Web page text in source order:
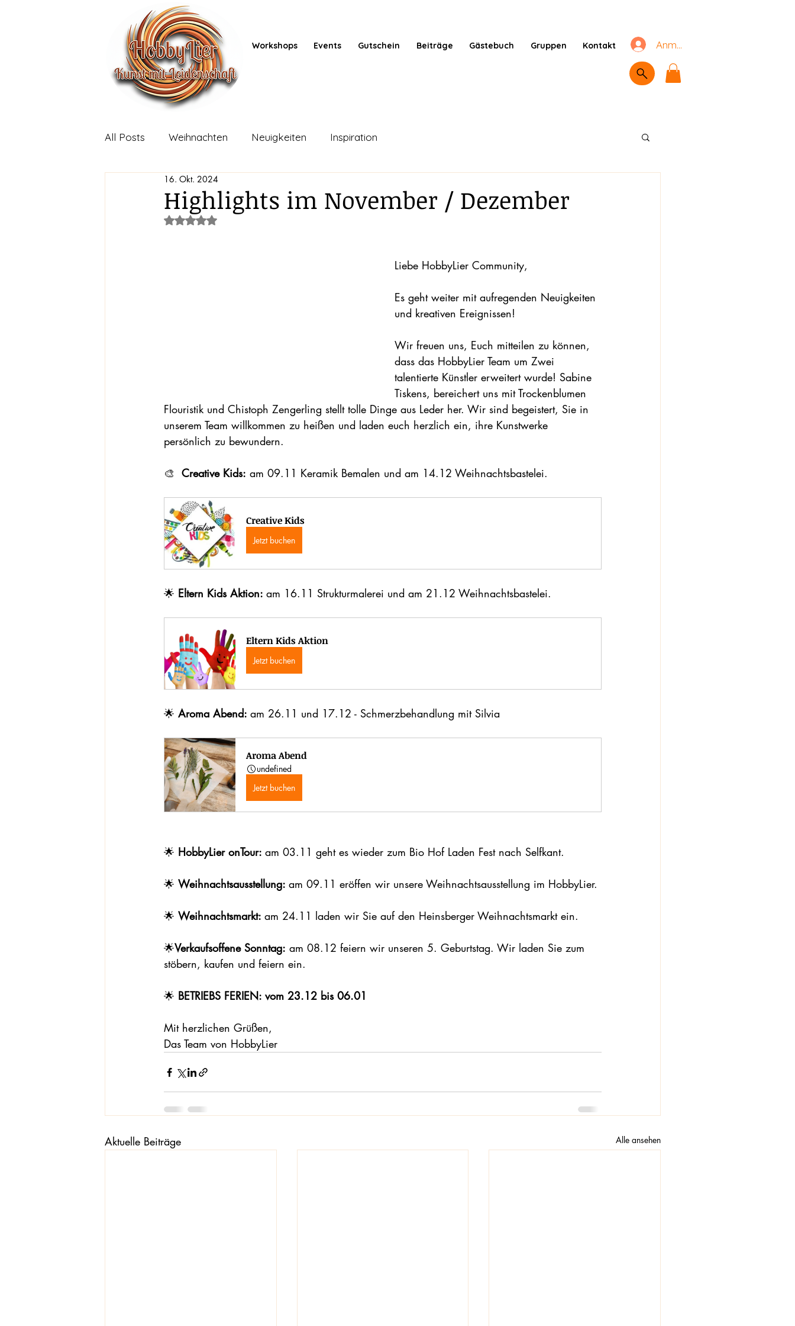
Workshops Events Gutschein Beiträge Gästebuch Gruppen Kontakt Anmelden
All Posts Weihnachten Neuigkeiten Inspiration
Highlights im November / Dezember
16. Okt. 2024
Mit NaN von 5 Sternen bewertet.
Liebe HobbyLier Community,
Es geht weiter mit aufregenden Neuigkeiten
und kreativen Ereignissen!
Wir freuen uns, Euch mitteilen zu können,
dass das HobbyLier Team um Zwei
talentierte Künstler erweitert wurde! Sabine
Tiskens, bereichert uns mit Trockenblumen
Flouristik und Chistoph Zengerling stellt tolle Dinge aus Leder her. Wir sind begeistert, Sie in
unserem Team willkommen zu heißen und laden euch herzlich ein, ihre Kunstwerke
persönlich zu bewundern.
🎨 Creative Kids: am 09.11 Keramik Bemalen und am 14.12 Weihnachtsbastelei.
Creative Kids
Jetzt buchen
🌟 Eltern Kids Aktion: am 16.11 Strukturmalerei und am 21.12 Weihnachtsbastelei.
Eltern Kids Aktion
Jetzt buchen
🌟 Aroma Abend: am 26.11 und 17.12 - Schmerzbehandlung mit Silvia
Aroma Abend
undefined
Jetzt buchen
🌟 HobbyLier onTour: am 03.11 geht es wieder zum Bio Hof Laden Fest nach Selfkant.
🌟 Weihnachtsausstellung: am 09.11 eröffen wir unsere Weihnachtsausstellung im HobbyLier.
🌟 Weihnachtsmarkt: am 24.11 laden wir Sie auf den Heinsberger Weihnachtsmarkt ein.
🌟Verkaufsoffene Sonntag: am 08.12 feiern wir unseren 5. Geburtstag. Wir laden Sie zum
stöbern, kaufen und feiern ein.
🌟 BETRIEBS FERIEN: vom 23.12 bis 06.01
Mit herzlichen Grüßen,
Das Team von HobbyLier
Aktuelle Beiträge Alle ansehen